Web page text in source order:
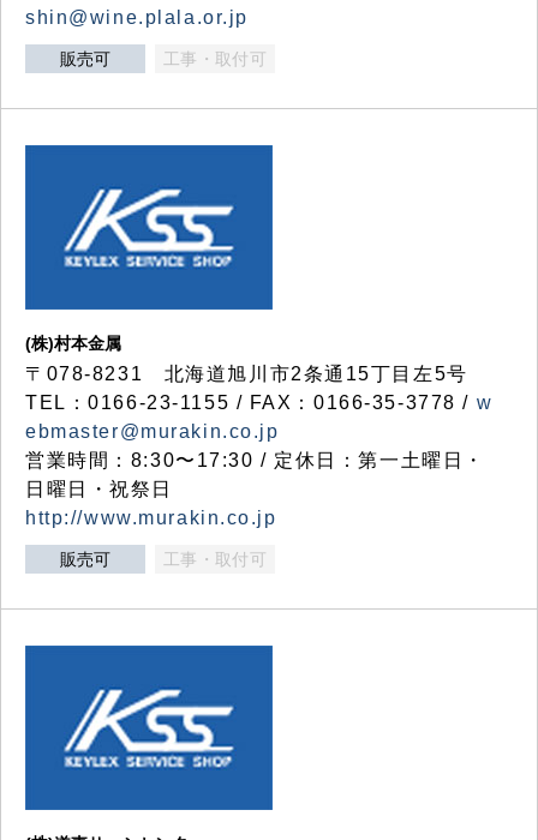
shin@wine.plala.or.jp
販売可 工事・取付可
(株)村本金属
〒078-8231 北海道旭川市2条通15丁目左5号
TEL：0166-23-1155 / FAX：0166-35-3778 / w
ebmaster@murakin.co.jp
営業時間：8:30〜17:30 / 定休日：第一土曜日・
日曜日・祝祭日
http://www.murakin.co.jp
販売可 工事・取付可